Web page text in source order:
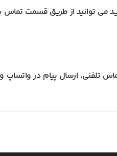
می توانید از طریق قسمت
تلفنی، ارسال پیام در واتساپ